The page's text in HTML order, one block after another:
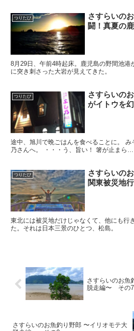
つりたび
さすらいの
闘！真夏の
8月29日、午前4時起床。鹿児島の野間池港
に突き刺さった大岩が見えてきた。
つりたび
さすらいの
がイトウを
途中、旭川で晩ごはんを食べることに。 み
乃さんへ。 ・・・う、旨い！ 箸が止まら…
つりたび
さすらいの
関東被災地
東北には被災地だけじゃなくて、他にも行
た。それは日本三景のひとつ、松島。
さすらいのお魚
脱走編〜 その7
さすらいのお魚釣り野郎 〜イリオモテ大